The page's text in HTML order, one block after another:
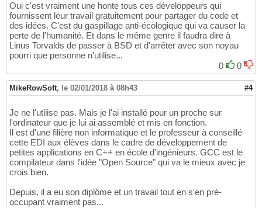
Oui c'est vraiment une honte tous ces développeurs qui
fournissent leur travail gratuitement pour partager du code et
des idées. C'est du gaspillage anti-écologique qui va causer la
perte de l'humanité. Et dans le même genre il faudra dire à
Linus Torvalds de passer à BSD et d'arrêter avec son noyau
pourri que personne n'utilise...
0
0
MikeRowSoft, le 02/01/2018 à 08h43 #4
Je ne l'utilise pas. Mais je l'ai installé pour un proche sur
l'ordinateur que je lui ai assemblé et mis en fonction.
Il est d'une filière non informatique et le professeur à conseillé
cette EDI aux élèves dans le cadre de développement de
petites applications en C++ en école d'ingénieurs. GCC est le
compilateur dans l'idée "Open Source" qui va le mieux avec je
crois bien.
Depuis, il a eu son diplôme et un travail tout en s'en pré-
occupant vraiment pas...